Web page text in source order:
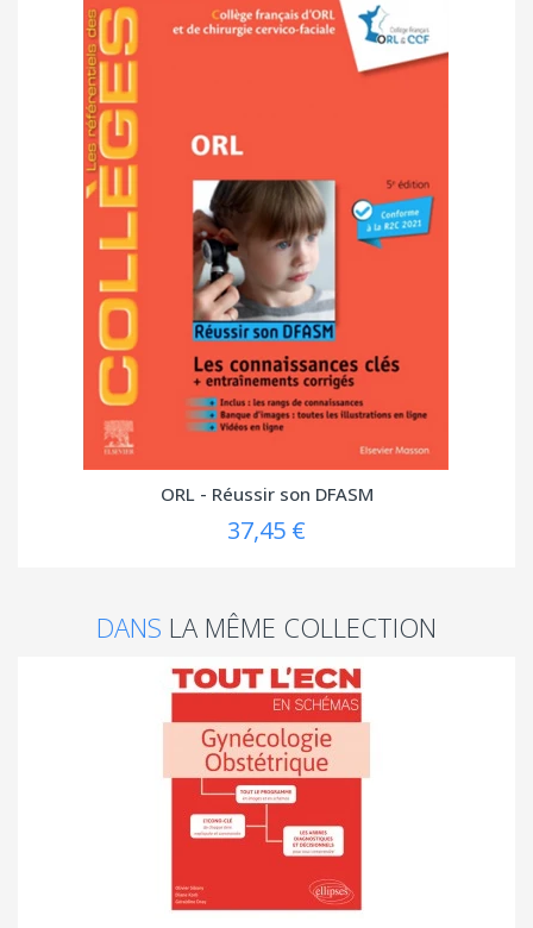
ORL - Réussir son DFASM
37,45 €
DANS LA MÊME COLLECTION